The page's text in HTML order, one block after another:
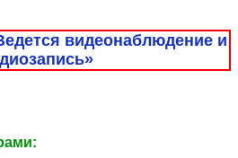
видеонаблюдение и